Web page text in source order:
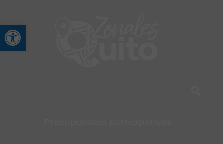
Abrir barra de